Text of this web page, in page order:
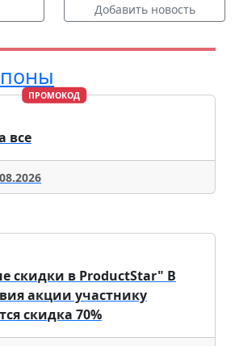
Добавить новость
ПРОМОКОД
все
скидки в ProductStar" В
акции участнику
скидка 70%